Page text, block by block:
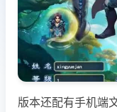
版本还配有手机端